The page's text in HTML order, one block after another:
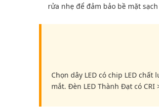
rửa nhẹ để đảm bảo bề mặt sạch
Chọn dây LED có chip LED
mắt. Đèn LED Thành Đạt có